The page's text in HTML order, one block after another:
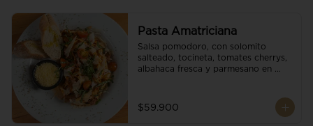
Pasta Amatriciana
Salsa pomodoro, con solomito
salteado, tocineta, tomates cherrys,
albahaca fresca y parmesano en
$59.900